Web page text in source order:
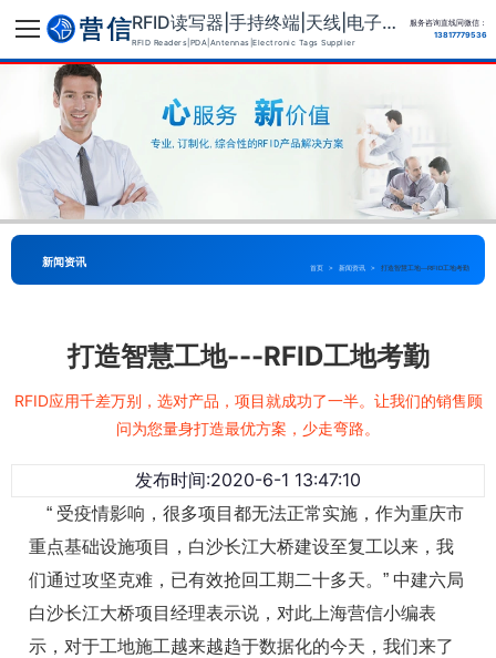
RFID读写器|手持终端|天线|电子标签供应商
RFID Readers|PDA|Antennas|Electronic Tags Supplier
服务咨询直线同微信：
13817779536
新闻资讯 首页 > 新闻资讯 > 打造智慧工地---RFID工地考勤
打造智慧工地---RFID工地考勤
RFID应用千差万别，选对产品，项目就成功了一半。让我们的销售顾
问为您量身打造最优方案，少走弯路。
发布时间:2020-6-1 13:47:10
“ 受疫情影响，很多项目都无法正常实施，作为重庆市
重点基础设施项目，白沙长江大桥建设至复工以来，我
们通过攻坚克难，已有效抢回工期二十多天。” 中建六局
白沙长江大桥项目经理表示说，对此上海营信小编表
示，对于工地施工越来越趋于数据化的今天，我们来了